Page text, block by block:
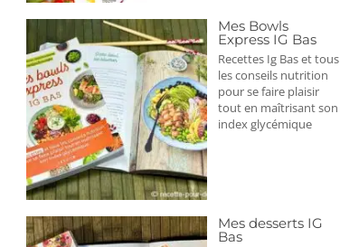
Mes Bowls
Express IG Bas
Recettes Ig Bas et tous
les conseils nutrition
pour se faire plaisir
tout en maîtrisant son
index glycémique
Mes desserts IG
Bas